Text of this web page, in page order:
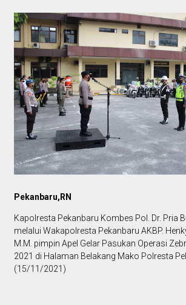
Pekanbaru,RN
Kapolresta Pekanbaru Kombes Pol. Dr. Pria
melalui Wakapolresta Pekanbaru AKBP.
M.M. pimpin Apel Gelar Pasukan Operasi
2021 di Halaman Belakang Mako Polresta
(15/11/2021)